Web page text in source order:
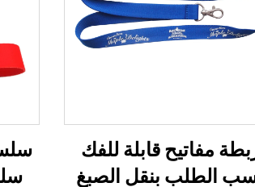
مفاتيح قابلة للفك
الطلب بنقل الصبغ